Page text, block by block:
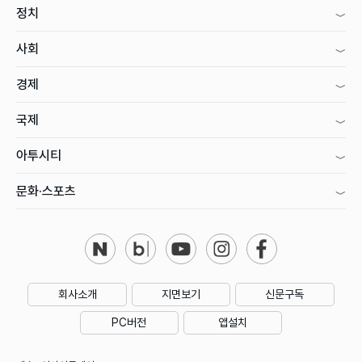
정치
사회
경제
국제
아투시티
문화·스포츠
회사소개 지면보기 신문구독
PC버전 앱설치